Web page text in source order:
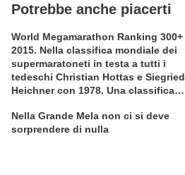
Potrebbe anche piacerti
World Megamarathon Ranking 300+
2015. Nella classifica mondiale dei
supermaratoneti in testa a tutti i
tedeschi Christian Hottas e Siegried
Heichner con 1978. Una classifica
Nella Grande Mela non ci si deve
sorprendere di nulla